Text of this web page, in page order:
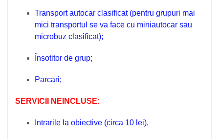
Transport autocar clasificat (pentru grupuri mai
mici transportul se va face cu miniautocar sau
microbuz clasificat);
Însotitor de grup;
Parcari;
SERVICII NEINCLUSE:
Intrarile la obiective (circa 10 lei),